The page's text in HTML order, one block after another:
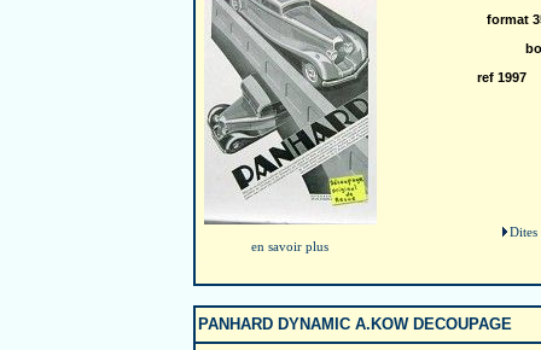
en savoir plus
format
ref
PANHARD DYNAMIC A.KOW DECOUPAGE